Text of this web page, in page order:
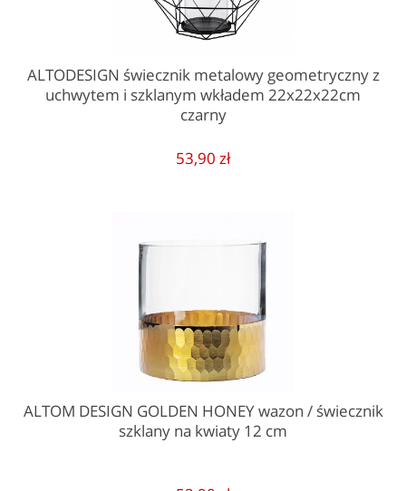
ALTODESIGN świecznik metalowy geometryczny z
uchwytem i szklanym wkładem 22x22x22cm
czarny
53,90 zł
ALTOM DESIGN GOLDEN HONEY wazon / świecznik
szklany na kwiaty 12 cm